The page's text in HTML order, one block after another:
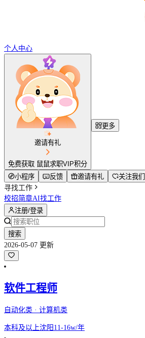
个人中心
邀请有礼
免费获取 鼠鼠求职VIP积分
更多
小程序 反馈 邀请有礼
关注我们
寻找工作
校招简章AI找工作
注册/登录
搜索
2026-05-07 更新
软件工程师
自动化类 · 计算机类
本科及以上沈阳 11-16w/年